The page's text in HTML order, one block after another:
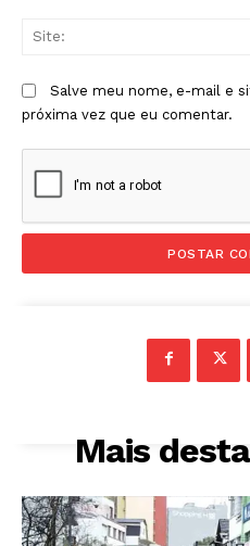
Salve meu nome, e-mail e
próxima vez que eu comentar.
Mais